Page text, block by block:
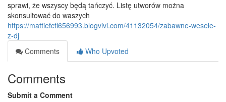
sprawi, że wszyscy będą tańczyć. Listę utworów można
skonsultować do waszych
https://mattiefctl656993.blogvivi.com/41132054/zabawne-wesele-
z-dj
Comments
Who Upvoted
Comments
Submit a Comment